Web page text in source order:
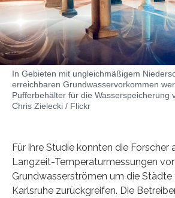
In Gebieten mit ungleichmäßigem
erreichbaren Grundwasservorkommen
Pufferbehälter für die Wasserspeicherung
Chris Zielecki / Flickr
Für ihre Studie konnten die Forscher
Langzeit-Temperaturmessungen
Grundwasserströmen um die Städte
Karlsruhe zurückgreifen. Die